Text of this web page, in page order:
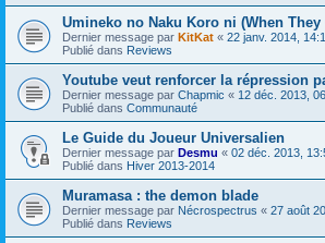
Umineko no Naku Koro ni (When They
Dernier message par KitKat « 22 janv. 2014,
Publié dans Reviews
Youtube veut renforcer la répression
Dernier message par Chapmic « 12 déc. 2013,
Publié dans Communauté
Le Guide du Joueur Universalien
Dernier message par Desmu « 02 déc. 2013,
Publié dans Hiver 2013-2014
Muramasa : the demon blade
Dernier message par Nécrospectrus « 27 août
Publié dans Reviews